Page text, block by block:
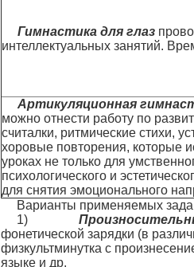
Гимнастика для глаз
интеллектуальных занятий.
Артикуляционная
можно отнести работу по
считалки, ритмические стихи,
хоровые повторения, которые
уроках не только для
психологического и
для снятия эмоционального
Варианты применяемых
1)
фонетической зарядки (в
физкультминутка с
языке и др.